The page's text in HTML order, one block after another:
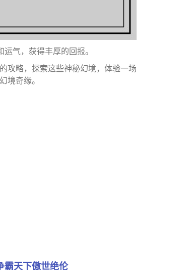
气，获得丰厚的回报。
攻略，探索这些神秘幻境，体验一场
境奇缘。
霸天下傲世绝伦